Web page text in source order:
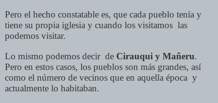
Pero el hecho constatable es, que cada pueblo tenía y
tiene su propia iglesia y cuando los visitamos las
podemos visitar.
Lo mismo podemos decir de Cirauqui y Mañeru.
Pero en estos casos, los pueblos son más grandes, así
como el número de vecinos que en aquella época y
actualmente lo habitaban.